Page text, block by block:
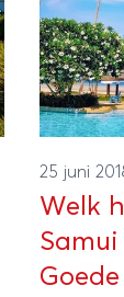
25 juni
Welk
Samui